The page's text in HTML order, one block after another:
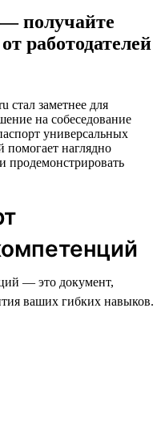
получайте
работодателей
стал заметнее для
на собеседование
универсальных
наглядно
продемонстрировать
— это документ,
ваших гибких навыков.